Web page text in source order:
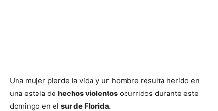
Una mujer pierde la vida y un hombre resulta herido en
una estela de hechos violentos ocurridos durante este
domingo en el sur de Florida.